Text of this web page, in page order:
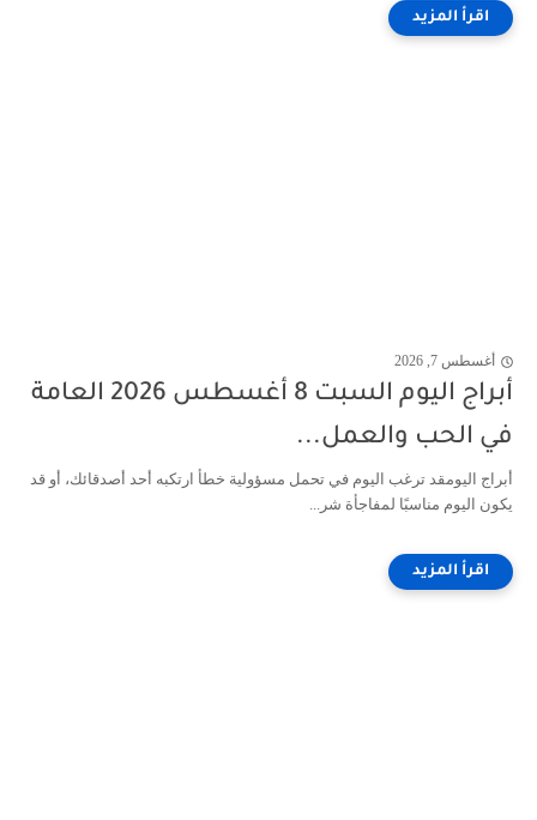
أغسطس 7, 2026
أبراج اليوم السبت 8 أغسطس 2026 العامة
في الحب والعمل...
أبراج اليومقد ترغب اليوم في تحمل مسؤولية خطأ ارتكبه أحد أصدقائك، أو قد
يكون اليوم مناسبًا لمفاجأة شر...